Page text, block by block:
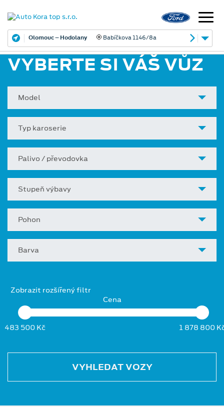
Olomouc – Hodolany Babíčkova 1146/8a
VYBERTE SI VÁŠ VŮZ
Model
Typ karoserie
Palivo / převodovka
Stupeň výbavy
Pohon
Barva
Zobrazit rozšířený filtr
Cena
483 500 Kč 1 878 800
VYHLEDAT VOZY